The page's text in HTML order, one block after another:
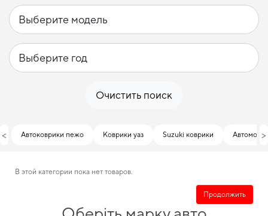
Очистить поиск
< Автоковрики пежо Коврики уаз Suzuki коврики >
В этой категории пока нет товаров.
Продолжить